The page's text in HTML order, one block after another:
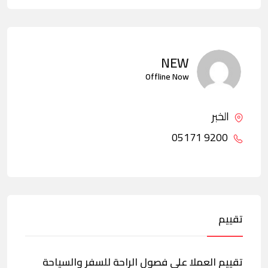
NEW
Offline Now
الخبر
تقييم
تقييم العملا على فصول الراحة للسفر والسياحة